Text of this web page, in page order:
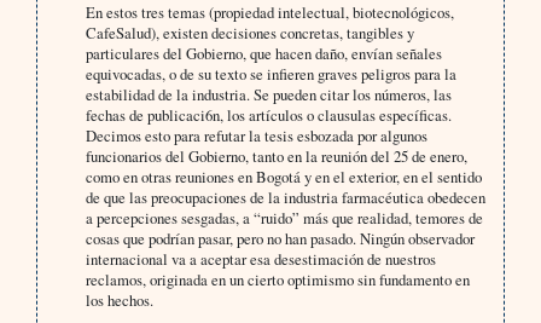
En estos tres temas (propiedad intelectual, biotecnológicos,
CafeSalud), existen decisiones concretas, tangibles y
particulares del Gobierno, que hacen daño, envían señales
equivocadas, o de su texto se infieren graves peligros para la
estabilidad de la industria. Se pueden citar los números, las
fechas de publicaci6n, los artículos o clausulas específicas.
Decimos esto para refutar la tesis esbozada por algunos
funcionarios del Gobierno, tanto en la reunión del 25 de enero,
como en otras reuniones en Bogotá y en el exterior, en el sentido
de que las preocupaciones de la industria farmacéutica obedecen
a percepciones sesgadas, a “ruido” más que realidad, temores de
cosas que podrían pasar, pero no han pasado. Ningún observador
internacional va a aceptar esa desestimación de nuestros
reclamos, originada en un cierto optimismo sin fundamento en
los hechos.